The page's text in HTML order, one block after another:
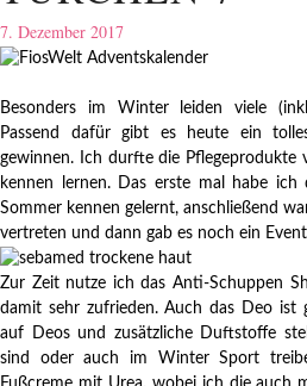
7. Dezember 2017
Besonders im Winter leiden viele
Passend dafür gibt es heute ein
gewinnen. Ich durfte die Pflegeprodukte
kennen lernen. Das erste mal habe ich
Sommer kennen gelernt, anschließend
vertreten und dann gab es noch ein
Zur Zeit nutze ich das Anti-Schuppen
damit sehr zufrieden. Auch das Deo ist
auf Deos und zusätzliche Duftstoffe
sind oder auch im Winter Sport